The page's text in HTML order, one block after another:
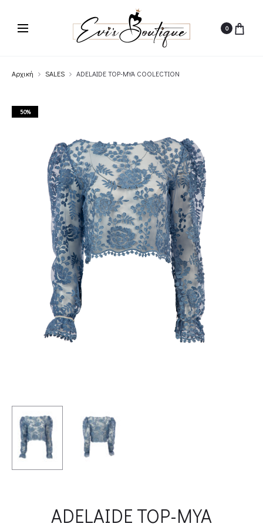
0
Αρχική SALES ADELAIDE TOP-MYA COOLECTION
50%
ADELAIDE TOP-MYA